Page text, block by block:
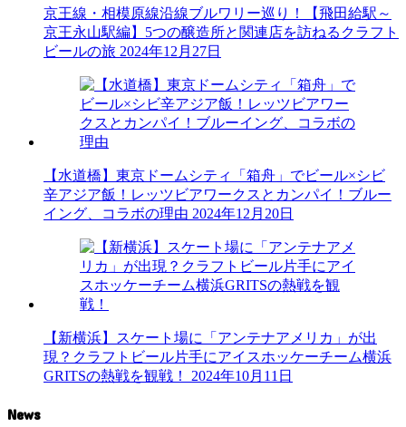
京王線・相模原線沿線ブルワリー巡り！【飛田給駅～
京王永山駅編】5つの醸造所と関連店を訪ねるクラフト
ビールの旅 2024年12月27日
【水道橋】東京ドームシティ「箱舟」でビール×シビ
辛アジア飯！レッツビアワークスとカンパイ！ブルー
イング、コラボの理由 2024年12月20日
【新横浜】スケート場に「アンテナアメリカ」が出
現？クラフトビール片手にアイスホッケーチーム横浜
GRITSの熱戦を観戦！
2024年10月11日
News